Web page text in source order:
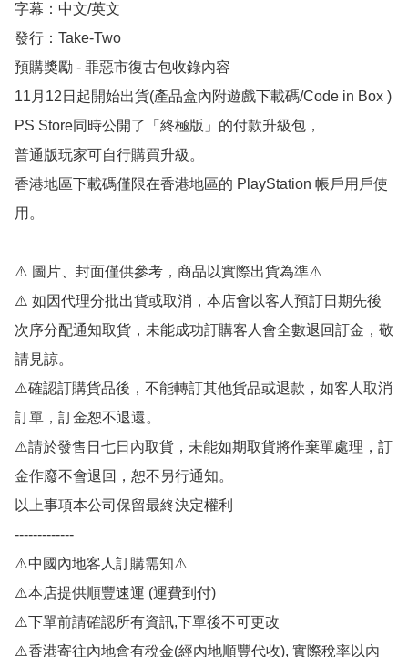
字幕：中文/英文
發行：Take-Two
預購獎勵 - 罪惡市復古包收錄內容
11月12日起開始出貨(產品盒內附遊戲下載碼/Code in Box )
PS Store同時公開了「終極版」的付款升級包，
普通版玩家可自行購買升級。
香港地區下載碼僅限在香港地區的 PlayStation 帳戶用戶使
用。
⚠️ 圖片、封面僅供參考，商品以實際出貨為準⚠️
⚠️ 如因代理分批出貨或取消，本店會以客人預訂日期先後
次序分配通知取貨，未能成功訂購客人會全數退回訂金，敬
請見諒。
⚠️確認訂購貨品後，不能轉訂其他貨品或退款，如客人取消
訂單，訂金恕不退還。
⚠️請於發售日七日內取貨，未能如期取貨將作棄單處理，訂
金作廢不會退回，恕不另行通知。
以上事項本公司保留最終決定權利
-------------
⚠️中國內地客人訂購需知⚠️
⚠️本店提供順豐速運 (運費到付)
⚠️下單前請確認所有資訊,下單後不可更改
⚠️香港寄往內地會有稅金(經內地順豐代收), 實際稅率以內